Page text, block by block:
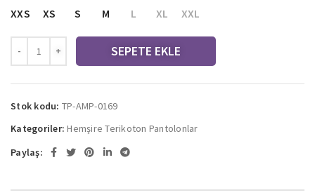
XXS XS S M L XL XXL
SEPETE EKLE
Stok kodu: TP-AMP-0169
Kategoriler: Hemşire Terikoton Pantolonlar
Paylaş: